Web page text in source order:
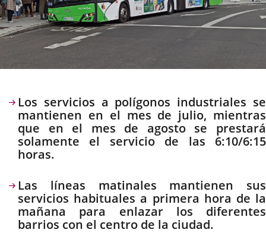
Descripción
Los servicios a polígonos industriales se
mantienen en el mes de julio, mientras
que en el mes de agosto se prestará
solamente el servicio de las 6:10/6:15
horas.
Las líneas matinales mantienen sus
servicios habituales a primera hora de la
mañana para enlazar los diferentes
barrios con el centro de la ciudad.